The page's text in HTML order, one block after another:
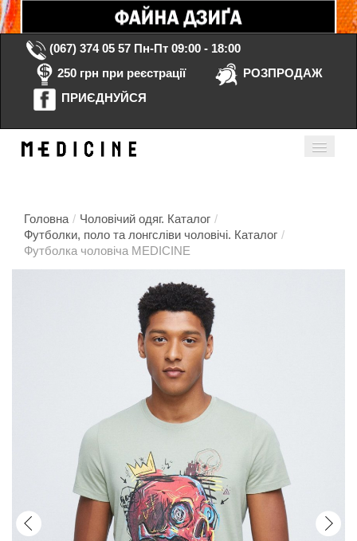
(067) 374 05 57 Пн-Пт 09:00 - 18:00
250 грн при реєстрації
РОЗПРОДАЖ
ПРИЄДНУЙСЯ
Головна / Чоловічий одяг. Каталог /
Футболки, поло та лонгсліви чоловічі. Каталог /
Футболка чоловіча MEDICINE